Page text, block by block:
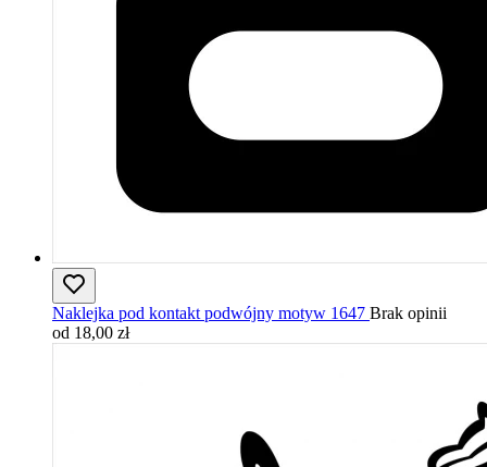
Naklejka pod kontakt podwójny motyw 1647 Brak opinii
od 18,00 zł